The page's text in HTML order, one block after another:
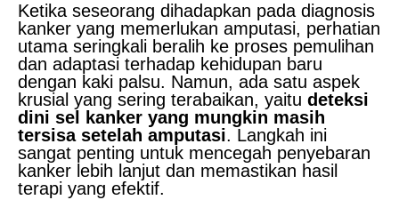
Ketika seseorang dihadapkan pada diagnosis
kanker yang memerlukan amputasi, perhatian
utama seringkali beralih ke proses pemulihan
dan adaptasi terhadap kehidupan baru
dengan kaki palsu. Namun, ada satu aspek
krusial yang sering terabaikan, yaitu deteksi
dini sel kanker yang mungkin masih
tersisa setelah amputasi. Langkah ini
sangat penting untuk mencegah penyebaran
kanker lebih lanjut dan memastikan hasil
terapi yang efektif.